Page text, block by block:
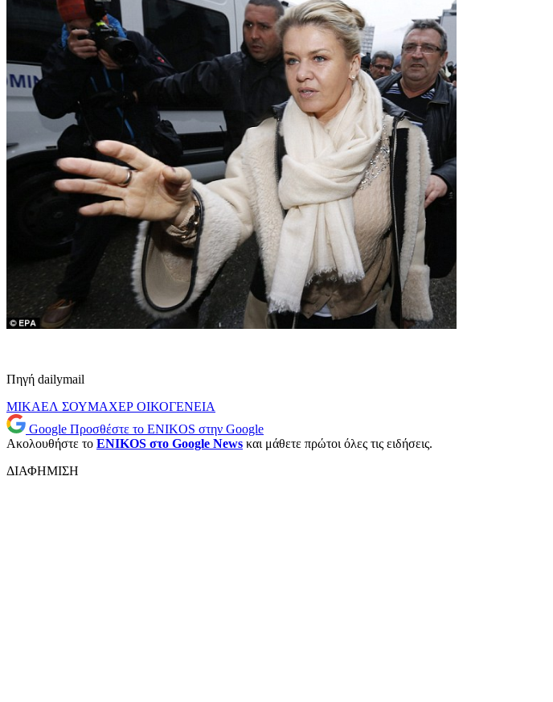
Πηγή dailymail
ΜΙΚΑΕΛ ΣΟΥΜΑΧΕΡ ΟΙΚΟΓΕΝΕΙΑ
Google Προσθέστε το ENIKOS στην Google
Ακολουθήστε το ENIKOS στο Google News και μάθετε πρώτοι όλες τις ειδήσεις.
ΔΙΑΦΗΜΙΣΗ